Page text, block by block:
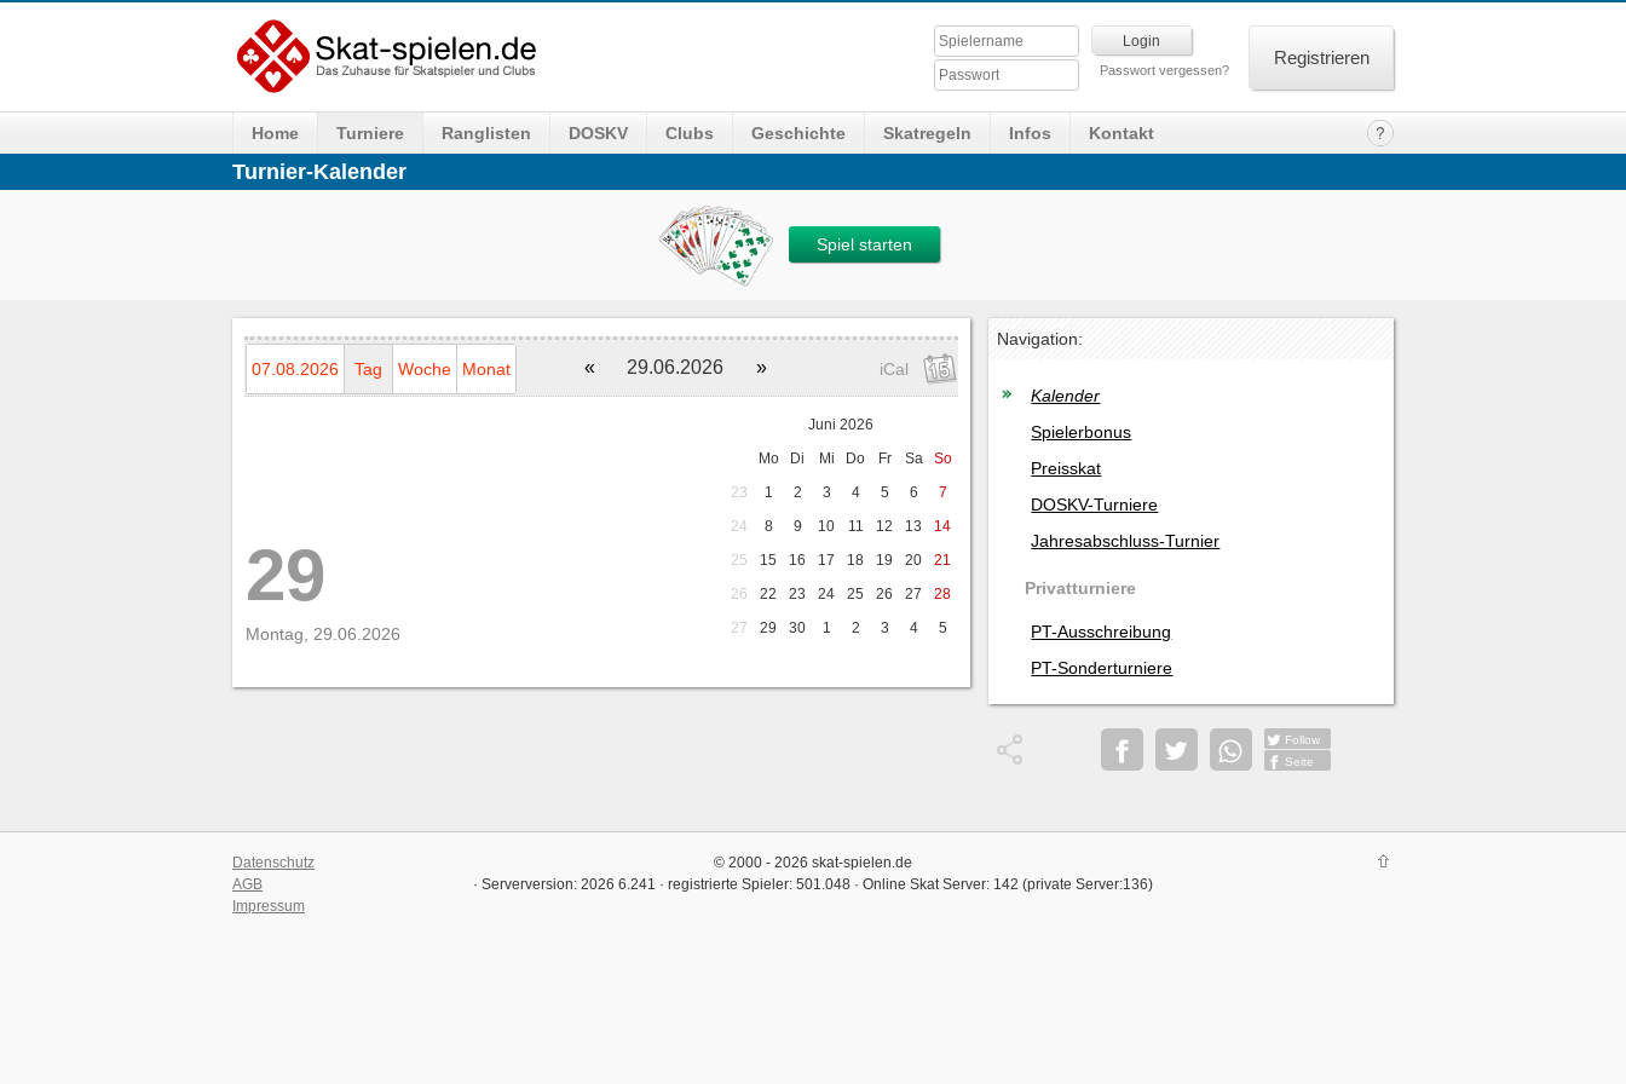
Passwort vergessen?
Registrieren
Home Turniere Ranglisten DOSKV Clubs Geschichte Skatregeln Infos Kontakt
Turnier-Kalender
Spiel starten
07.08.2026 Tag Woche Monat « 29.06.2026 » iCal
29
Montag, 29.06.2026
Juni 2026
Mo
Di Mi Do Fr Sa
So
23
1 2 3 4 5 6
7
24
8 9 10 11 12 13
14
25
15 16 17 18 19 20
21
26
22 23 24 25 26 27
28
27
29 30 1 2 3 4 5
Navigation:
Kalender
Spielerbonus
Preisskat
DOSKV-Turniere
Jahresabschluss-Turnier
Privatturniere
PT-Ausschreibung
PT-Sonderturniere
Follow
Seite
Datenschutz
AGB
Impressum
© 2000 - 2026 skat-spielen.de
· Serverversion: 2026 6.241 · registrierte Spieler: 501.048 · Online Skat Server: 142 (private Server:136)